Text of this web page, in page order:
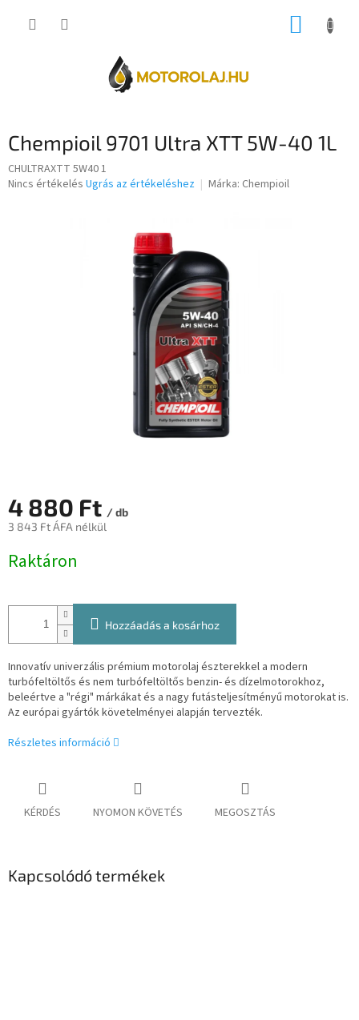
KOSÁR
Chempioil 9701 Ultra XTT 5W-40 1L
CHULTRAXTT 5W40 1
A
Nincs értékelés Ugrás az értékeléshez Márka: Chempioil
4 880 Ft / db
3 843 Ft ÁFA nélkül
Raktáron
Hozzáadás a kosárhoz
Innovatív univerzális prémium motorolaj észterekkel a modern
turbófeltöltős és nem turbófeltöltős benzin- és dízelmotorokhoz,
beleértve a "régi" márkákat és a nagy futásteljesítményű motorokat is.
Az európai gyártók követelményei alapján tervezték.
Részletes információ
KÉRDÉS NYOMON KÖVETÉS MEGOSZTÁS
Kapcsolódó termékek